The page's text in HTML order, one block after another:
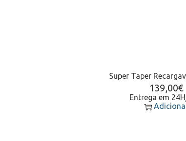
Super Taper
139,00€
Entrega em